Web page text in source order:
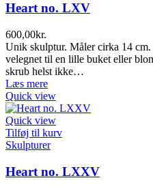
Heart no. LXV
600,00kr.
Unik skulptur. Måler cirka 14
velegnet til en lille buket eller
skrub helst ikke…
Læs mere
Quick view
Quick view
Tilføj til kurv
Skulpturer
Heart no. LXXV